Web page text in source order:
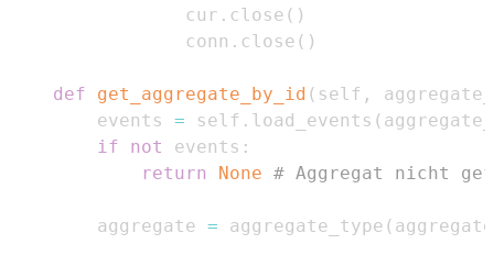
                cur
. close ( )
                conn
. close ( )
def get_aggregate_by_id ( self ,
        events
= self . load_events (
if
not events :
return
None # Aggregat nicht
        aggregate
= aggregate_type (